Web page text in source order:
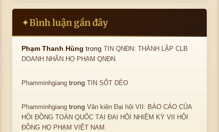
✦Bình luận gần đây
Phạm Thanh Hùng trongTIN QNĐN: THÀNH LẬP CLB
DOANH NHÂN HỌ PHẠM QNĐN
Phamminhgiang trongTIN SỐT DẺO
Phamminhgiang trongVăn kiện Đại hội VII: BÁO CÁO CỦA
HỘI ĐỒNG TOÀN QUỐC TẠI ĐẠI HỘI NHIỆM KỲ VII HỘI
ĐỒNG HỌ PHẠM VIỆT NAM